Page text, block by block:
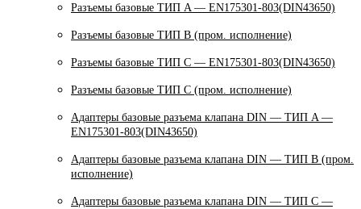
Разъемы базовые ТИП A — EN175301-803(DIN43650)
Разъемы базовые ТИП В (пром. исполнение)
Разъемы базовые ТИП C — EN175301-803(DIN43650)
Разъемы базовые ТИП C (пром. исполнение)
Адаптеры базовые разъема клапана DIN — ТИП A —
EN175301-803(DIN43650)
Адаптеры базовые разъема клапана DIN — ТИП B (пром.
исполнение)
Адаптеры базовые разъема клапана DIN — ТИП C —